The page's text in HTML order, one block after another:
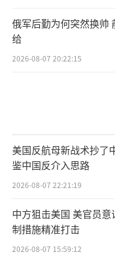
俄军后勤为何突然换帅
给
2026-08-07 20:22:15
美国反航母新战术抄了
鉴中国反介入思路
2026-08-07 22:21:19
中方狙击美国 美官员意
制措施精准打击
2026-08-07 15:59:12